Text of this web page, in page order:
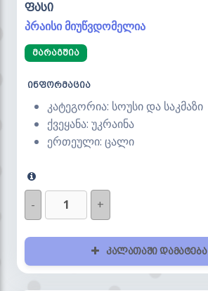
ფასი
პრაისი მიუწვდომელია
ᲛᲐᲠᲐᲒᲨᲘᲐ
ინფორმაცია
კატეგორია: სოუსი და საკმაზი
ქვეყანა: უკრაინა
ერთეული: ცალი
- +
კალათაში დამატება